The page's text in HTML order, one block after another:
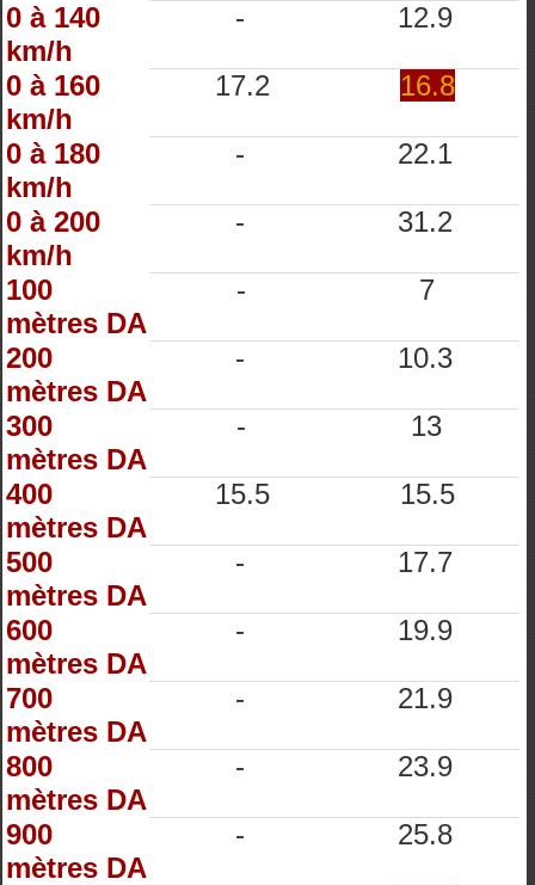
0 à 140
km/h
- 12.9
0 à 160
km/h
17.2 16.8
0 à 180
km/h
- 22.1
0 à 200
km/h
- 31.2
100
mètres DA
- 7
200
mètres DA
- 10.3
300
mètres DA
- 13
400
mètres DA
15.5 15.5
500
mètres DA
- 17.7
600
mètres DA
- 19.9
700
mètres DA
- 21.9
800
mètres DA
- 23.9
900
mètres DA
- 25.8